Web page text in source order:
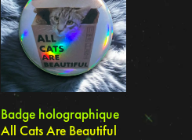
Badge holographique
All Cats Are Beautiful